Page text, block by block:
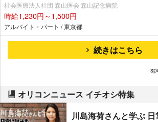
社会医療法人社団 森山医会 森山記念病院
時給1,230円～1,500円
アルバイト・パート / 東京都
続きはこちら
オリコンニュース イチオシ特集
川島海荷さんと学ぶ